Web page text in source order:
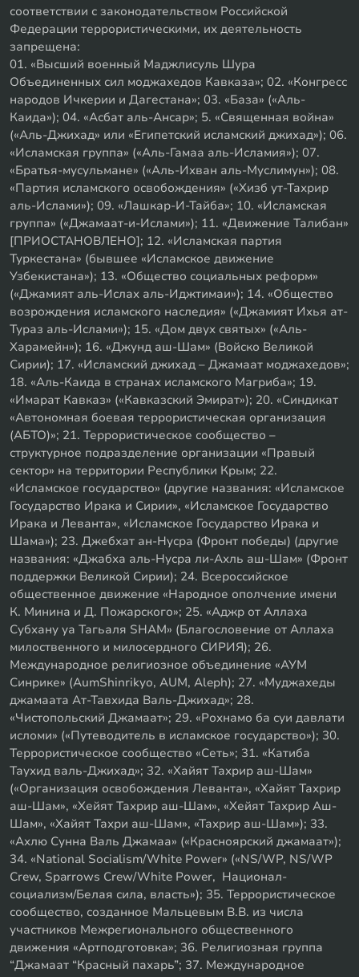
соответствии с законодательством Российской
Федерации террористическими, их деятельность
запрещена:
01. «Высший военный Маджлисуль Шура
Объединенных сил моджахедов Кавказа»; 02. «Конгресс
народов Ичкерии и Дагестана»; 03. «База» («Аль-
Каида»); 04. «Асбат аль-Ансар»; 5. «Священная война»
(«Аль-Джихад» или «Египетский исламский джихад»); 06.
«Исламская группа» («Аль-Гамаа аль-Исламия»); 07.
«Братья-мусульмане» («Аль-Ихван аль-Муслимун»); 08.
«Партия исламского освобождения» («Хизб ут-Тахрир
аль-Ислами»); 09. «Лашкар-И-Тайба»; 10. «Исламская
группа» («Джамаат-и-Ислами»); 11. «Движение Талибан»
[ПРИОСТАНОВЛЕНО]; 12. «Исламская партия
Туркестана» (бывшее «Исламское движение
Узбекистана»); 13. «Общество социальных реформ»
(«Джамият аль-Ислах аль-Иджтимаи»); 14. «Общество
возрождения исламского наследия» («Джамият Ихья ат-
Тураз аль-Ислами»); 15. «Дом двух святых» («Аль-
Харамейн»); 16. «Джунд аш-Шам» (Войско Великой
Сирии); 17. «Исламский джихад – Джамаат моджахедов»;
18. «Аль-Каида в странах исламского Магриба»; 19.
«Имарат Кавказ» («Кавказский Эмират»); 20. «Синдикат
«Автономная боевая террористическая организация
(АБТО)»; 21. Террористическое сообщество –
структурное подразделение организации «Правый
сектор» на территории Республики Крым; 22.
«Исламское государство» (другие названия: «Исламское
Государство Ирака и Сирии», «Исламское Государство
Ирака и Леванта», «Исламское Государство Ирака и
Шама»); 23. Джебхат ан-Нусра (Фронт победы) (другие
названия: «Джабха аль-Нусра ли-Ахль аш-Шам» (Фронт
поддержки Великой Сирии); 24. Всероссийское
общественное движение «Народное ополчение имени
К. Минина и Д. Пожарского»; 25. «Аджр от Аллаха
Субхану уа Тагьаля SHAM» (Благословение от Аллаха
милоственного и милосердного СИРИЯ); 26.
Международное религиозное объединение «АУМ
Синрике» (AumShinrikyo, AUM, Aleph); 27. «Муджахеды
джамаата Ат-Тавхида Валь-Джихад»; 28.
«Чистопольский Джамаат»; 29. «Рохнамо ба суи давлати
исломи» («Путеводитель в исламское государство»); 30.
Террористическое сообщество «Сеть»; 31. «Катиба
Таухид валь-Джихад»; 32. «Хайят Тахрир аш-Шам»
(«Организация освобождения Леванта», «Хайят Тахрир
аш-Шам», «Хейят Тахрир аш-Шам», «Хейят Тахрир Аш-
Шам», «Хайят Тахри аш-Шам», «Тахрир аш-Шам»); 33.
«Ахлю Сунна Валь Джамаа» («Красноярский джамаат»);
34. «National Socialism/White Power» («NS/WP, NS/WP
Crew, Sparrows Crew/White Power, Национал-
социализм/Белая сила, власть»); 35. Террористическое
сообщество, созданное Мальцевым В.В. из числа
участников Межрегионального общественного
движения «Артподготовка»; 36. Религиозная группа
“Джамаат “Красный пахарь”; 37. Международное